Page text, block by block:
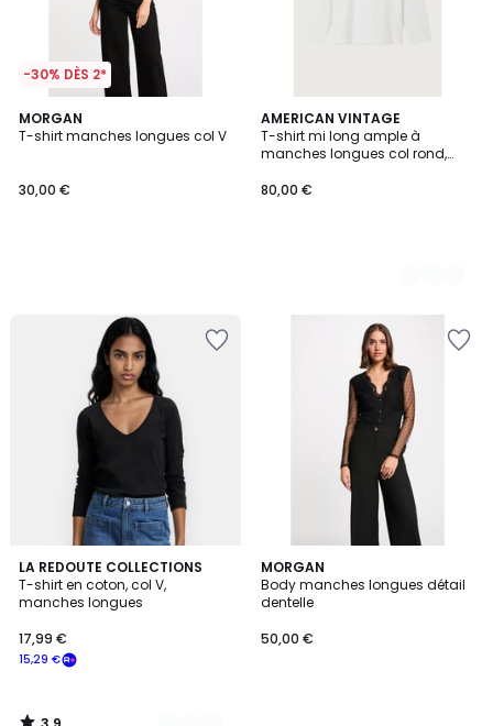
-30% DÈS 2*
MORGAN
T-shirt manches longues col V
30,00 €
AMERICAN VINTAGE
T-shirt mi long ample à
manches longues col rond,
80,00 €
2
Couleurs
LA REDOUTE COLLECTIONS
T-shirt en coton, col V,
manches longues
15,29 €
17,99 €
3,9
/ 5
3
Couleurs
MORGAN
Body manches longues détail
dentelle
50,00 €